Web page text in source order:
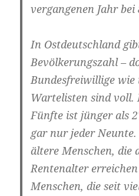
vergangenen Jahr bei
In Ostdeutschland
Bevölkerungszahl –
Bundesfreiwillige wie
Wartelisten sind voll.
Fünfte ist jünger als
gar nur jeder
ältere Menschen, die
Rentenalter
Menschen, die seit